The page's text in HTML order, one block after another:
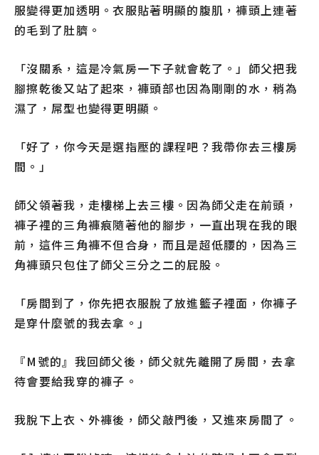
服變得更加透明。衣服貼著明顯的腹肌，褲頭上連著
的毛到了肚臍。
「沒關系，這是冷氣房一下子就會乾了。」師父把我
腳擦乾後又站了起來，褲頭部也因為剛剛的水，稍為
濕了，屌型也變得更明顯。
「好了，你今天是選指壓的課程吧？我帶你去三樓房
間。」
師父領著我，走樓梯上去三樓。因為師父走在前頭，
褲子裡的三角褲痕隨著他的腳步，一直出現在我的眼
前，這件三角褲不但合身，而且是超低腰的，因為三
角褲頭只包住了師父三分之二的屁股。
「房間到了，你先把衣服脫了放進籃子裡面，你褲子
是穿什麼號的我去拿。」
『M號的』我回師父後，師父就先離開了房間，去拿
待會要給我穿的褲子。
我脫下上衣、外褲後，師父敲門後，又進來房間了。